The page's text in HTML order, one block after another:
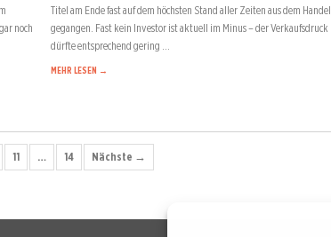
noch
Titel am Ende fast auf dem höchsten Stand aller Zeiten aus dem Handel
gegangen. Fast kein Investor ist aktuell im Minus – der Verkaufsdruck
dürfte entsprechend gering …
MEHR LESEN →
11 … 14 Nächste →